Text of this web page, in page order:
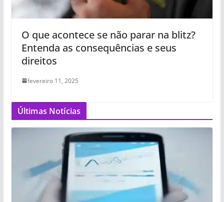
O que acontece se não parar na blitz?
Entenda as consequências e seus
direitos
fevereiro 11, 2025
Últimas Notícias